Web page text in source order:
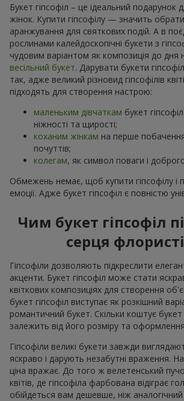
Букет гіпсофіл – це ідеальний подарунок
жінок. Купити гіпсофілу — значить
аранжування для святкових подій. А в
рослинами калейдоскопічні букети з
чудовим варіантом як композиція до
весільний букет. Дарувати букети
так, адже великий різновид гіпсофілів
підходять для створення настрою:
маленьким дівчаткам букет
ніжності та щирості;
коханим жінкам на перше
почуттів;
колегам, як символ поваги і
Обмежень немає, щоб купити гіпсофілу і
емоції. Адже букет гіпсофіл є повністю
Чим букет гіпсофіл
серця
Гіпсофіли дозволяють підкреслити
акценти. Букет гіпсофіл може стати
квіткових композиціях для створення
букет гіпсофіл виступає як розкішний
романтичний букет. Скільки коштує букет
залежить від його розміру та
Гіпсофіли великі букети завжди
яскраво і дарують незабутні враження. На
ціна вражає. До того ж велетенський
квітів, де гіпсофіла фарбована відіграє
обійдеться вам дешевше, ніж